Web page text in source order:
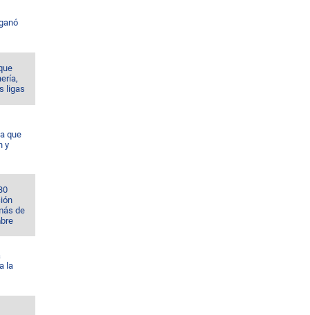
ligas
que
y
de
la